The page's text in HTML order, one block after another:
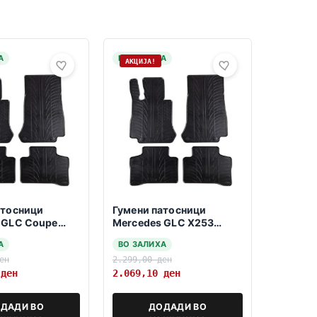
Coupe
ден
ВО
НА ЗАЛИХА
АКЦИЈА!
Гумени патосници
Mercedes GLC X253
ВО ЗАЛИХА
2.299,00ден
2.069,10 ден
ДОДАДИ ВО